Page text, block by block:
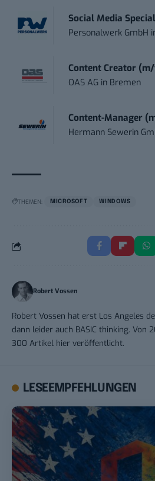
Social Media
Personalwerk GmbH
Content Creator
OAS AG in Bremen
Content-Manager
Hermann Sewerin
THEMEN: MICROSOFT WINDOWS
Robert Vossen
Robert Vossen hat erst Los Angeles
dann leider auch BASIC thinking. Von
300 Artikel hier veröffentlicht.
LESEEMPFEHLUNGEN